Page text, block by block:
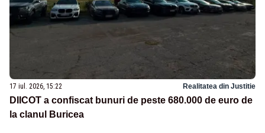
17 iul. 2026, 15:22 Realitatea din Justitie
DIICOT a confiscat bunuri de peste 680.000 de euro de
la clanul Buricea